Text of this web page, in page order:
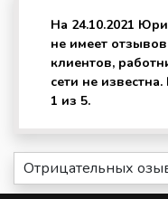
На 24.10.2021
не имеет
клиентов,
сети не
1 из 5.
Отрицательных